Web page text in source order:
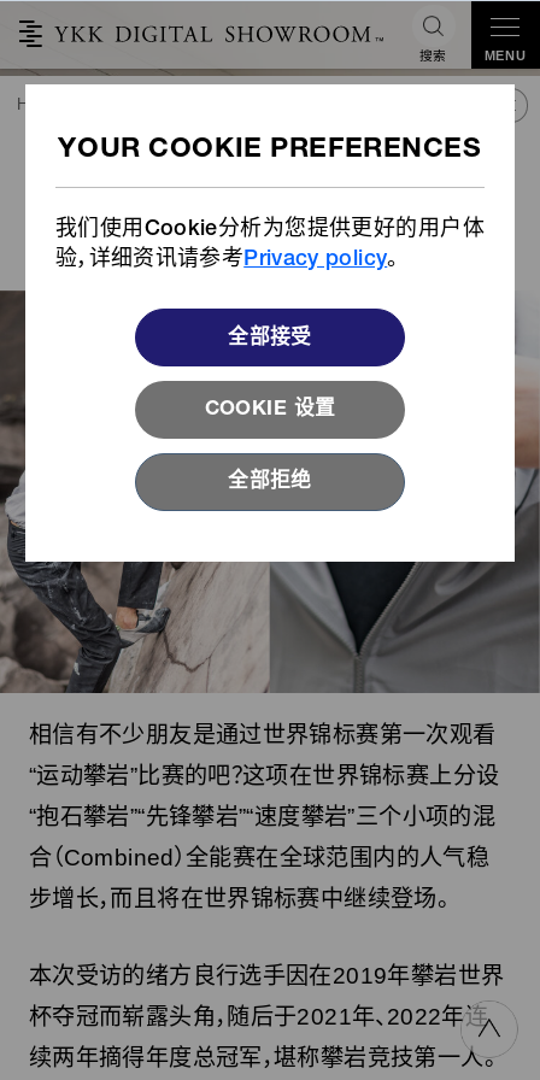
我们使用Cookie分析为您提供更好的用户体
验，详细资讯请参考Privacy policy。
COOKIE 设置
全部接受
全部拒绝
搜索 MENU
以“强健的体魄”冲击世界锦标
赛奖牌
Voice of Athletes : 緒方良行选手 × QuickFree
相信有不少朋友是通过世界锦标赛第一次观看
“运动攀岩”比赛的吧？这项在世界锦标赛上分设
“抱石攀岩”“先锋攀岩”“速度攀岩”三个小项的混
合（Combined）全能赛在全球范围内的人气稳
步增长，而且将在世界锦标赛中继续登场。
本次受访的绪方良行选手因在2019年攀岩世界
杯夺冠而崭露头角，随后于2021年、2022年连
续两年摘得年度总冠军，堪称攀岩竞技第一人。
HOME